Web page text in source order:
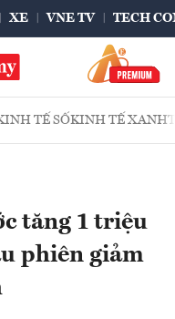
XE VNE TV TECH
TẾ SỐKINH TẾ XANH
tăng 1 triệu
phiên giảm